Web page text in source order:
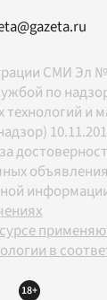
СМИ Эл
по
и
в
18+